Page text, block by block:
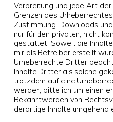
Verbreitung und jede Art
Grenzen des
Zustimmung. Downloads
nur für den privaten, nicht
gestattet. Soweit die
mir als Betreiber erstellt
Urheberrechte Dritter
Inhalte Dritter als solche
trotzdem auf eine
werden, bitte ich um einen
Bekanntwerden von
derartige Inhalte umgehend